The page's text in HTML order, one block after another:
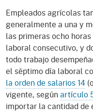
Empleados agrícolas
generalmente a una y
las primeras ocho
laboral consecutivo, y
todo trabajo
el séptimo día laboral
la orden de salarios 14
vigente, segúnartículo
importar la cantidad de